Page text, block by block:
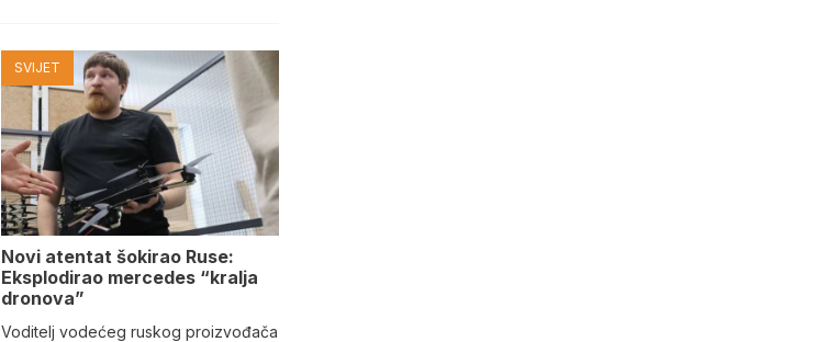
SVIJET
Novi atentat šokirao Ruse:
Eksplodirao mercedes “kralja
dronova”
Voditelj vodećeg ruskog proizvođača